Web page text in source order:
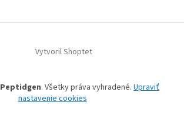
Vytvoril Shoptet
Peptidgen. Všetky práva vyhradené. Upraviť
nastavenie cookies